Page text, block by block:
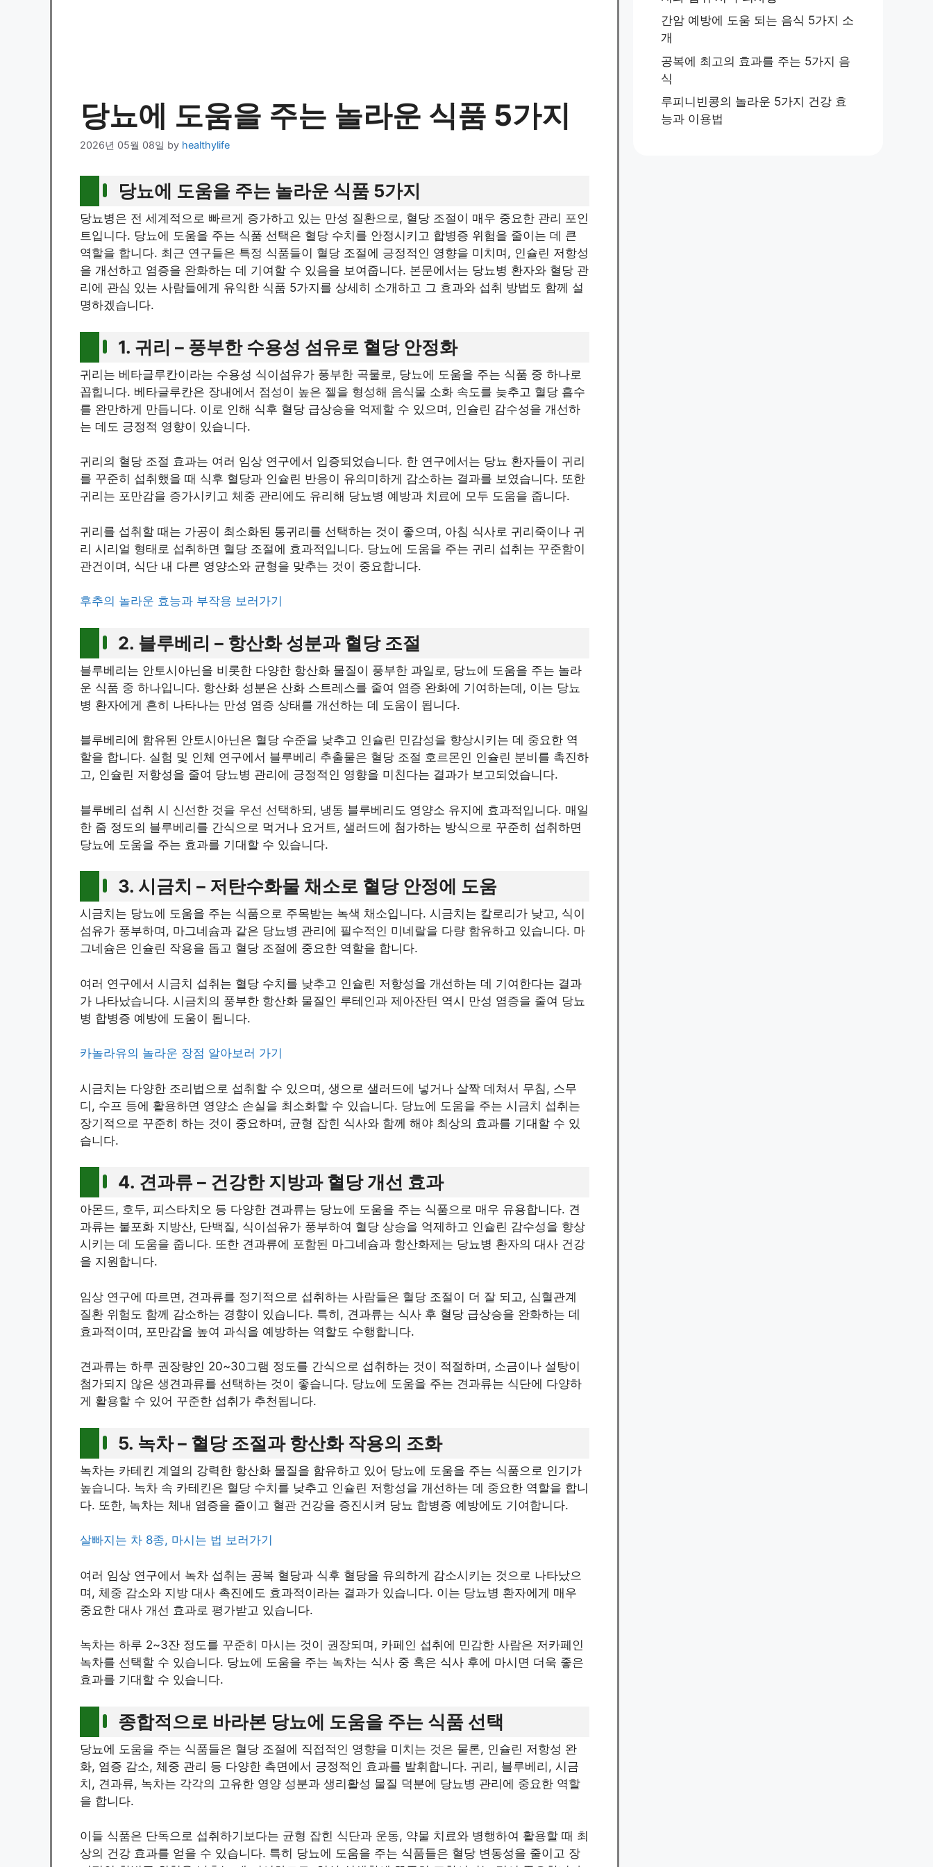
당뇨에 도움을 주는 놀라운 식품 5가지
2026년 05월 08일 by healthylife
당뇨에 도움을 주는 놀라운 식품 5가지
당뇨병은 전 세계적으로 빠르게 증가하고 있는 만성 질환으로, 혈당 조절이 매우 중요한 관리 포인
트입니다. 당뇨에 도움을 주는 식품 선택은 혈당 수치를 안정시키고 합병증 위험을 줄이는 데 큰
역할을 합니다. 최근 연구들은 특정 식품들이 혈당 조절에 긍정적인 영향을 미치며, 인슐린 저항성
을 개선하고 염증을 완화하는 데 기여할 수 있음을 보여줍니다. 본문에서는 당뇨병 환자와 혈당 관
리에 관심 있는 사람들에게 유익한 식품 5가지를 상세히 소개하고 그 효과와 섭취 방법도 함께 설
명하겠습니다.
1. 귀리 – 풍부한 수용성 섬유로 혈당 안정화
귀리는 베타글루칸이라는 수용성 식이섬유가 풍부한 곡물로, 당뇨에 도움을 주는 식품 중 하나로
꼽힙니다. 베타글루칸은 장내에서 점성이 높은 젤을 형성해 음식물 소화 속도를 늦추고 혈당 흡수
를 완만하게 만듭니다. 이로 인해 식후 혈당 급상승을 억제할 수 있으며, 인슐린 감수성을 개선하
는 데도 긍정적 영향이 있습니다.
귀리의 혈당 조절 효과는 여러 임상 연구에서 입증되었습니다. 한 연구에서는 당뇨 환자들이 귀리
를 꾸준히 섭취했을 때 식후 혈당과 인슐린 반응이 유의미하게 감소하는 결과를 보였습니다. 또한
귀리는 포만감을 증가시키고 체중 관리에도 유리해 당뇨병 예방과 치료에 모두 도움을 줍니다.
귀리를 섭취할 때는 가공이 최소화된 통귀리를 선택하는 것이 좋으며, 아침 식사로 귀리죽이나 귀
리 시리얼 형태로 섭취하면 혈당 조절에 효과적입니다. 당뇨에 도움을 주는 귀리 섭취는 꾸준함이
관건이며, 식단 내 다른 영양소와 균형을 맞추는 것이 중요합니다.
후추의 놀라운 효능과 부작용 보러가기
2. 블루베리 – 항산화 성분과 혈당 조절
블루베리는 안토시아닌을 비롯한 다양한 항산화 물질이 풍부한 과일로, 당뇨에 도움을 주는 놀라
운 식품 중 하나입니다. 항산화 성분은 산화 스트레스를 줄여 염증 완화에 기여하는데, 이는 당뇨
병 환자에게 흔히 나타나는 만성 염증 상태를 개선하는 데 도움이 됩니다.
블루베리에 함유된 안토시아닌은 혈당 수준을 낮추고 인슐린 민감성을 향상시키는 데 중요한 역
할을 합니다. 실험 및 인체 연구에서 블루베리 추출물은 혈당 조절 호르몬인 인슐린 분비를 촉진하
고, 인슐린 저항성을 줄여 당뇨병 관리에 긍정적인 영향을 미친다는 결과가 보고되었습니다.
블루베리 섭취 시 신선한 것을 우선 선택하되, 냉동 블루베리도 영양소 유지에 효과적입니다. 매일
한 줌 정도의 블루베리를 간식으로 먹거나 요거트, 샐러드에 첨가하는 방식으로 꾸준히 섭취하면
당뇨에 도움을 주는 효과를 기대할 수 있습니다.
3. 시금치 – 저탄수화물 채소로 혈당 안정에 도움
시금치는 당뇨에 도움을 주는 식품으로 주목받는 녹색 채소입니다. 시금치는 칼로리가 낮고, 식이
섬유가 풍부하며, 마그네슘과 같은 당뇨병 관리에 필수적인 미네랄을 다량 함유하고 있습니다. 마
그네슘은 인슐린 작용을 돕고 혈당 조절에 중요한 역할을 합니다.
여러 연구에서 시금치 섭취는 혈당 수치를 낮추고 인슐린 저항성을 개선하는 데 기여한다는 결과
가 나타났습니다. 시금치의 풍부한 항산화 물질인 루테인과 제아잔틴 역시 만성 염증을 줄여 당뇨
병 합병증 예방에 도움이 됩니다.
카놀라유의 놀라운 장점 알아보러 가기
시금치는 다양한 조리법으로 섭취할 수 있으며, 생으로 샐러드에 넣거나 살짝 데쳐서 무침, 스무
디, 수프 등에 활용하면 영양소 손실을 최소화할 수 있습니다. 당뇨에 도움을 주는 시금치 섭취는
장기적으로 꾸준히 하는 것이 중요하며, 균형 잡힌 식사와 함께 해야 최상의 효과를 기대할 수 있
습니다.
4. 견과류 – 건강한 지방과 혈당 개선 효과
아몬드, 호두, 피스타치오 등 다양한 견과류는 당뇨에 도움을 주는 식품으로 매우 유용합니다. 견
과류는 불포화 지방산, 단백질, 식이섬유가 풍부하여 혈당 상승을 억제하고 인슐린 감수성을 향상
시키는 데 도움을 줍니다. 또한 견과류에 포함된 마그네슘과 항산화제는 당뇨병 환자의 대사 건강
을 지원합니다.
임상 연구에 따르면, 견과류를 정기적으로 섭취하는 사람들은 혈당 조절이 더 잘 되고, 심혈관계
질환 위험도 함께 감소하는 경향이 있습니다. 특히, 견과류는 식사 후 혈당 급상승을 완화하는 데
효과적이며, 포만감을 높여 과식을 예방하는 역할도 수행합니다.
견과류는 하루 권장량인 20~30그램 정도를 간식으로 섭취하는 것이 적절하며, 소금이나 설탕이
첨가되지 않은 생견과류를 선택하는 것이 좋습니다. 당뇨에 도움을 주는 견과류는 식단에 다양하
게 활용할 수 있어 꾸준한 섭취가 추천됩니다.
5. 녹차 – 혈당 조절과 항산화 작용의 조화
녹차는 카테킨 계열의 강력한 항산화 물질을 함유하고 있어 당뇨에 도움을 주는 식품으로 인기가
높습니다. 녹차 속 카테킨은 혈당 수치를 낮추고 인슐린 저항성을 개선하는 데 중요한 역할을 합니
다. 또한, 녹차는 체내 염증을 줄이고 혈관 건강을 증진시켜 당뇨 합병증 예방에도 기여합니다.
살빠지는 차 8종, 마시는 법 보러가기
여러 임상 연구에서 녹차 섭취는 공복 혈당과 식후 혈당을 유의하게 감소시키는 것으로 나타났으
며, 체중 감소와 지방 대사 촉진에도 효과적이라는 결과가 있습니다. 이는 당뇨병 환자에게 매우
중요한 대사 개선 효과로 평가받고 있습니다.
녹차는 하루 2~3잔 정도를 꾸준히 마시는 것이 권장되며, 카페인 섭취에 민감한 사람은 저카페인
녹차를 선택할 수 있습니다. 당뇨에 도움을 주는 녹차는 식사 중 혹은 식사 후에 마시면 더욱 좋은
효과를 기대할 수 있습니다.
종합적으로 바라본 당뇨에 도움을 주는 식품 선택
당뇨에 도움을 주는 식품들은 혈당 조절에 직접적인 영향을 미치는 것은 물론, 인슐린 저항성 완
화, 염증 감소, 체중 관리 등 다양한 측면에서 긍정적인 효과를 발휘합니다. 귀리, 블루베리, 시금
치, 견과류, 녹차는 각각의 고유한 영양 성분과 생리활성 물질 덕분에 당뇨병 관리에 중요한 역할
을 합니다.
이들 식품은 단독으로 섭취하기보다는 균형 잡힌 식단과 운동, 약물 치료와 병행하여 활용할 때 최
상의 건강 효과를 얻을 수 있습니다. 특히 당뇨에 도움을 주는 식품들은 혈당 변동성을 줄이고 장
간암 예방에 도움 되는 음식 5가지 소
개
공복에 최고의 효과를 주는 5가지 음
식
루피니빈콩의 놀라운 5가지 건강 효
능과 이용법